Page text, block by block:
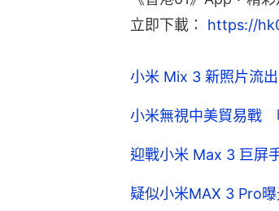
立即下載： https://
小米 Mix 3 新照片流
小米無視中美貿易戰
迎戰小米 Max 3 巨屏
疑似小米MAX 3 Pro